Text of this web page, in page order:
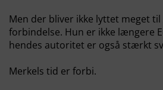
Men der bliver ikke lyttet meget til
forbindelse. Hun er ikke længere
hendes autoritet er også stærkt
Merkels tid er forbi.